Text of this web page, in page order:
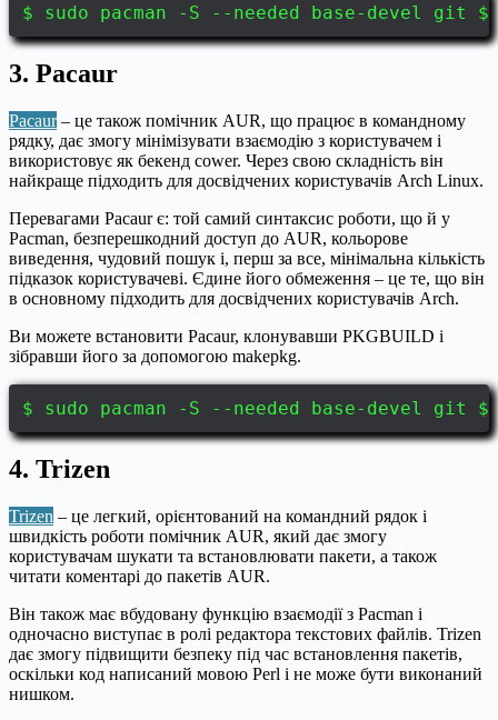
$ sudo pacman -S --needed base-devel
3. Pacaur
Pacaur – це також помічник AUR, що працює в командному
рядку, дає змогу мінімізувати взаємодію з користувачем і
використовує як бекенд cower. Через свою складність він
найкраще підходить для досвідчених користувачів Arch Linux.
Перевагами Pacaur є: той самий синтаксис роботи, що й у
Pacman, безперешкодний доступ до AUR, кольорове
виведення, чудовий пошук і, перш за все, мінімальна кількість
підказок користувачеві. Єдине його обмеження – це те, що він
в основному підходить для досвідчених користувачів Arch.
Ви можете встановити Pacaur, клонувавши PKGBUILD і
зібравши його за допомогою makepkg.
$ sudo pacman -S --needed base-devel
4. Trizen
Trizen – це легкий, орієнтований на командний рядок і
швидкість роботи помічник AUR, який дає змогу
користувачам шукати та встановлювати пакети, а також
читати коментарі до пакетів AUR.
Він також має вбудовану функцію взаємодії з Pacman і
одночасно виступає в ролі редактора текстових файлів. Trizen
дає змогу підвищити безпеку під час встановлення пакетів,
оскільки код написаний мовою Perl і не може бути виконаний
нишком.